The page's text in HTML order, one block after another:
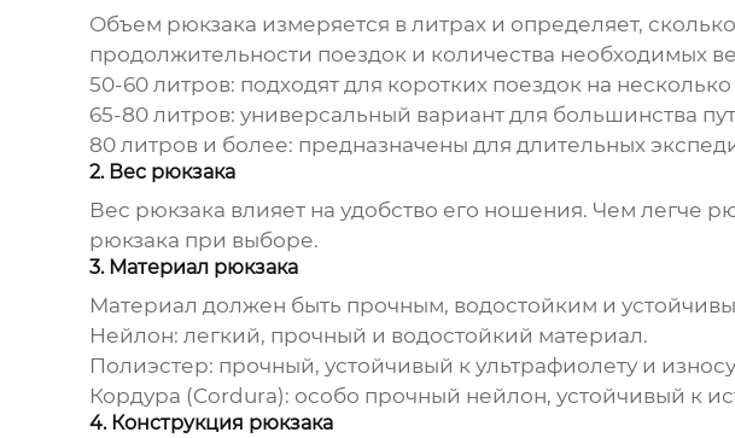
Объем рюкзака измеряется в литрах и определяет,
продолжительности поездок и количества необходимых
50-60 литров: подходят для коротких поездок на
65-80 литров: универсальный вариант для большинства
80 литров и более: предназначены для длительных
2. Вес рюкзака
Вес рюкзака влияет на удобство его ношения. Чем легче
рюкзака при выборе.
3. Материал рюкзака
Материал должен быть прочным, водостойким и
Нейлон: легкий, прочный и водостойкий материал.
Полиэстер: прочный, устойчивый к ультрафиолету и
Кордура (Cordura): особо прочный нейлон, устойчивый к
4. Конструкция рюкзака